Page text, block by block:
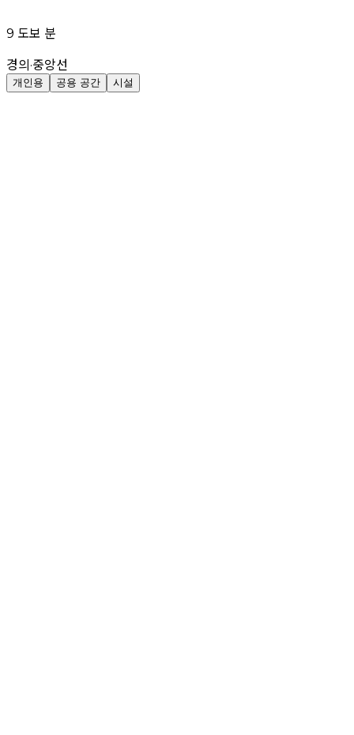
9 도보 분
경의·중앙선
개인용 공용 공간 시설